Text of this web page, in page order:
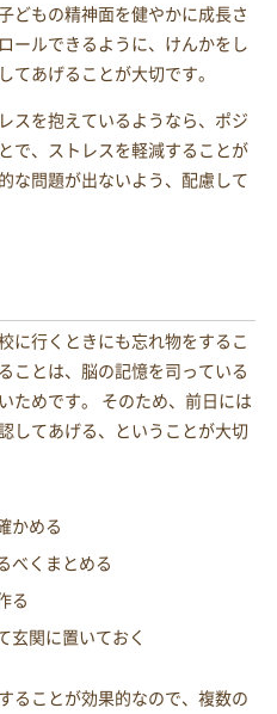
どもの精神面を健やかに成長さ
ールできるように、けんかをし
てあげることが大切です。
スを抱えているようなら、ポジ
で、ストレスを軽減することが
な問題が出ないよう、配慮して
に行くときにも忘れ物をするこ
ことは、脳の記憶を司っている
ためです。 そのため、前日には
してあげる、ということが大切
かめる
べくまとめる
る
玄関に置いておく
ることが効果的なので、複数の